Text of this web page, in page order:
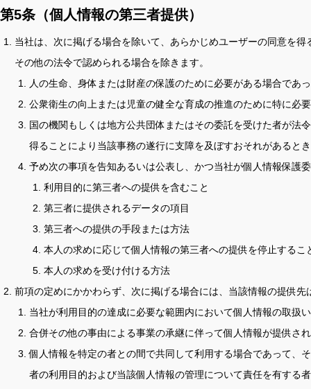
第5条（個人情報の第三者提供）
当社は、次に掲げる場合を除いて、あらかじめユーザーの同意を
その他の法令で認められる場合を除きます。
人の生命、身体または財産の保護のために必要がある場合であ
公衆衛生の向上または児童の健全な育成の推進のために特に必
国の機関もしくは地方公共団体またはその委託を受けた者が法
得ることにより当該事務の遂行に支障を及ぼすおそれがあるとき
予め次の事項を告知あるいは公表し、かつ当社が個人情報保護
利用目的に第三者への提供を含むこと
第三者に提供されるデータの項目
第三者への提供の手段または方法
本人の求めに応じて個人情報の第三者への提供を停止するこ
本人の求めを受け付ける方法
前項の定めにかかわらず、次に掲げる場合には、当該情報の提供
当社が利用目的の達成に必要な範囲内において個人情報の取扱
合併その他の事由による事業の承継に伴って個人情報が提供さ
個人情報を特定の者との間で共同して利用する場合であって、
者の利用目的および当該個人情報の管理について責任を有する